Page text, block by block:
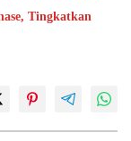
Tingkatkan